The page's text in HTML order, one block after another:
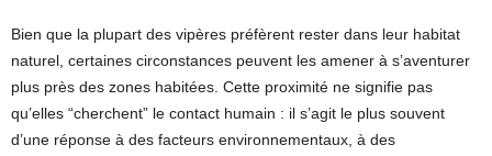
Bien que la plupart des vipères préfèrent rester dans leur habitat
naturel, certaines circonstances peuvent les amener à s’aventurer
plus près des zones habitées. Cette proximité ne signifie pas
qu’elles “cherchent” le contact humain : il s’agit le plus souvent
d’une réponse à des facteurs environnementaux, à des